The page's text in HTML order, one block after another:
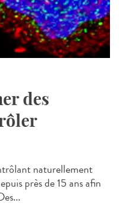
des
naturellement
près de 15 ans afin